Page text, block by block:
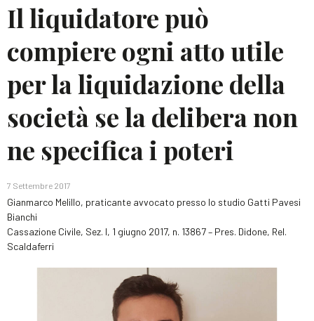
Il liquidatore può
compiere ogni atto utile
per la liquidazione della
società se la delibera non
ne specifica i poteri
7 Settembre 2017
Gianmarco Melillo, praticante avvocato presso lo studio Gatti Pavesi
Bianchi
Cassazione Civile, Sez. I, 1 giugno 2017, n. 13867 – Pres. Didone, Rel.
Scaldaferri